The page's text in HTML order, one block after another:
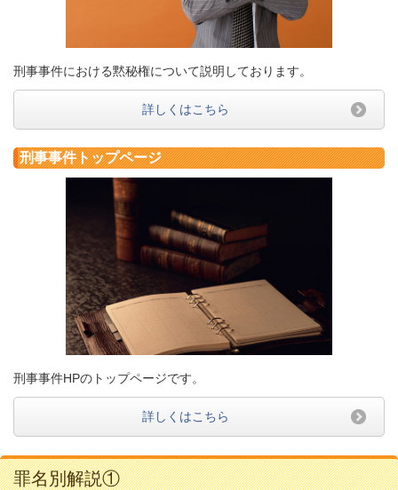
刑事事件における黙秘権について説明しております。
詳しくはこちら
刑事事件トップページ
刑事事件HPのトップページです。
詳しくはこちら
罪名別解説①